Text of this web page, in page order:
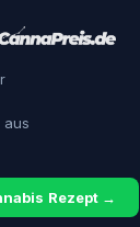
aus
Rezept →